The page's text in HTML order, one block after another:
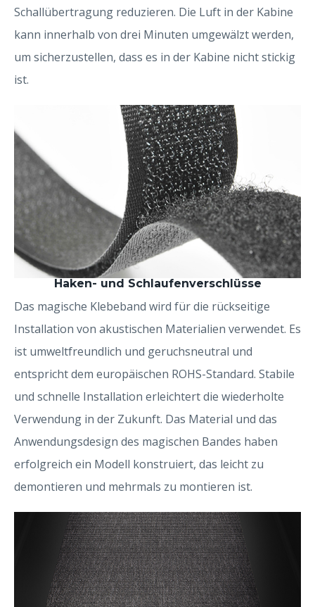
Schallübertragung reduzieren. Die Luft in der Kabine
kann innerhalb von drei Minuten umgewälzt werden,
um sicherzustellen, dass es in der Kabine nicht stickig
ist.
Haken- und Schlaufenverschlüsse
Das magische Klebeband wird für die rückseitige
Installation von akustischen Materialien verwendet. Es
ist umweltfreundlich und geruchsneutral und
entspricht dem europäischen ROHS-Standard. Stabile
und schnelle Installation erleichtert die wiederholte
Verwendung in der Zukunft. Das Material und das
Anwendungsdesign des magischen Bandes haben
erfolgreich ein Modell konstruiert, das leicht zu
demontieren und mehrmals zu montieren ist.